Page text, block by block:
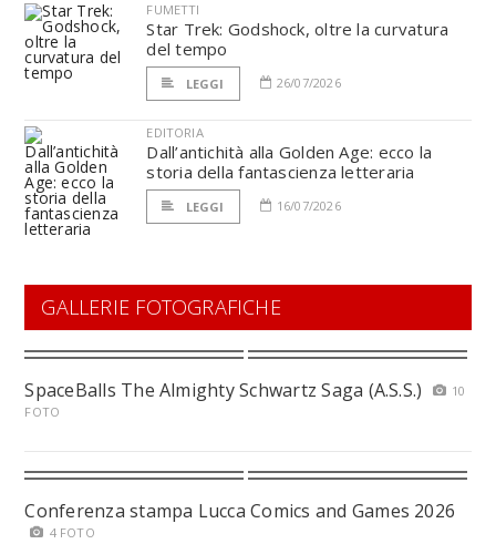
FUMETTI
Star Trek: Godshock, oltre la curvatura
del tempo
LEGGI 26/07/2026
EDITORIA
Dall’antichità alla Golden Age: ecco la
storia della fantascienza letteraria
LEGGI 16/07/2026
GALLERIE FOTOGRAFICHE
SpaceBalls The Almighty Schwartz Saga (A.S.S.)
10
FOTO
Conferenza stampa Lucca Comics and Games 2026
4 FOTO